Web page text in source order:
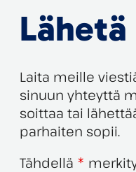
Laita meille
sinuun yhteyttä
soittaa tai
parhaiten sopii.
Tähdellä *